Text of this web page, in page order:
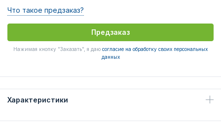
Что такое предзаказ?
Предзаказ
Нажимая кнопку "Заказать", я даю согласие на обработку своих персональных
данных
Характеристики